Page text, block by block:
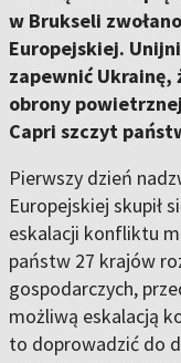
w Brukseli
Europejskiej.
zapewnić
obrony
Capri szczyt
Pierwszy dzień
Europejskiej skupił
eskalacji konfliktu
państw 27 krajów
gospodarczych,
możliwą eskalacją
to doprowadzić do